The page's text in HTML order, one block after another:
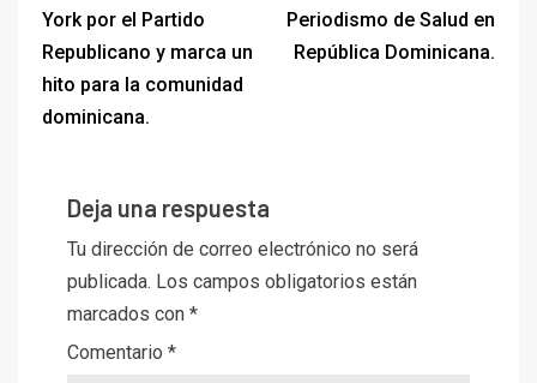
York por el Partido
Republicano y marca un
hito para la comunidad
dominicana.
Periodismo de Salud en
República Dominicana.
Deja una respuesta
Tu dirección de correo electrónico no será
publicada. Los campos obligatorios están
marcados con *
Comentario *